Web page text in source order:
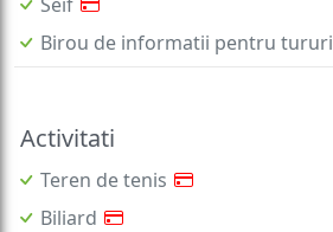
Birou de informatii pentru tururi
Activitati
Teren de tenis
Biliard